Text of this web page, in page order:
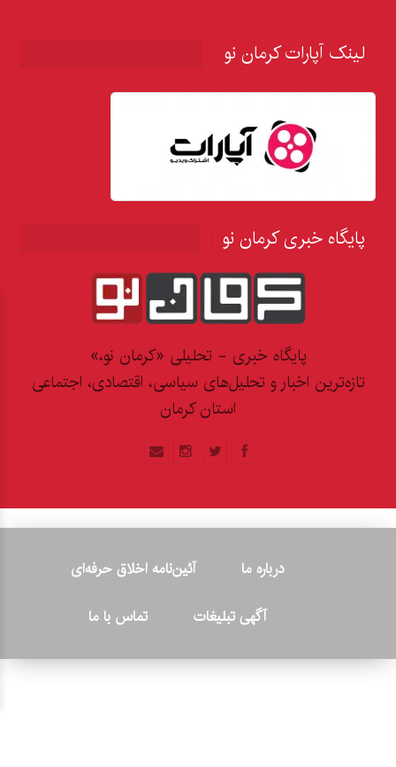
لینک آپارات کرمان نو
پایگاه خبری کرمان نو
پایگاه خبری - تحلیلی «کرمان نو،»
تازه‌ترین اخبار و تحلیل‌های سیاسی، اقتصادی، اجتماعی
استان کرمان
درباره ما
آئین‌نامه اخلاق حرفه‌ای
آگهی تبلیغات
تماس با ما